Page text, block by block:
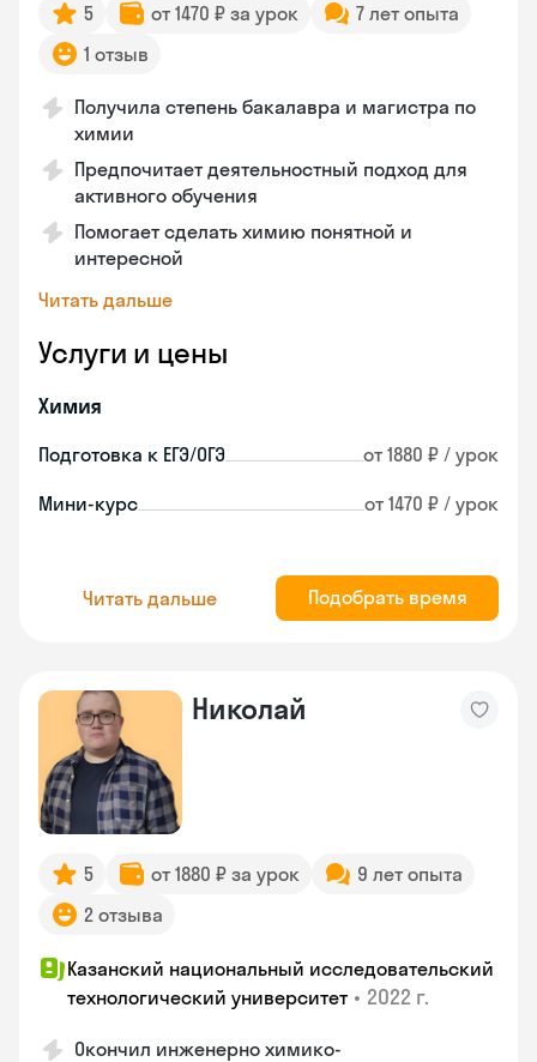
5 от 1470 ₽ за урок
7 лет опыта
1 отзыв
Получила степень бакалавра и магистра по
химии
Предпочитает деятельностный подход для
активного обучения
Помогает сделать химию понятной и
интересной
Читать дальше
Услуги и цены
Химия
Подготовка к ЕГЭ/ОГЭ от 1880 ₽ / урок
Мини-курс от 1470 ₽ / урок
Читать дальше Подобрать время
Николай
5 от 1880 ₽ за урок
9 лет опыта
2 отзыва
Казанский национальный исследовательский
технологический университет • 2022 г.
Окончил инженерно химико-